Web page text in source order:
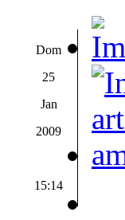
Dom
25
Jan
2009
15:14